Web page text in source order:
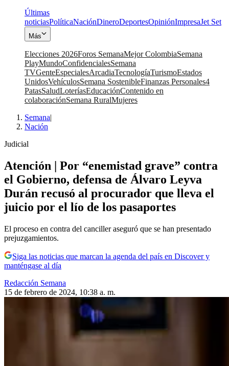
Últimas
noticiasPolíticaNaciónDineroDeportesOpiniónImpresaJet Set
Más
Elecciones 2026Foros SemanaMejor ColombiaSemana
PlayMundoConfidencialesSemana
TVGenteEspecialesArcadiaTecnologíaTurismoEstados
UnidosVehículosSemana SostenibleFinanzas Personales4
PatasSaludLoteríasEducaciónContenido en
colaboraciónSemana RuralMujeres
Semana|
Nación
Judicial
Atención | Por “enemistad grave” contra
el Gobierno, defensa de Álvaro Leyva
Durán recusó al procurador que lleva el
juicio por el lío de los pasaportes
El proceso en contra del canciller aseguró que se han presentado
prejuzgamientos.
Siga las noticias que marcan la agenda del país en Discover y
manténgase al día
Redacción Semana
15 de febrero de 2024, 10:38 a. m.